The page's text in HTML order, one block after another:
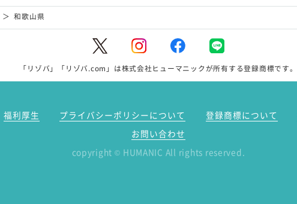
＞ 和歌山県
「リゾバ」「リゾバ.com」は株式会社ヒューマニックが所有する登録商標です。
福利厚生 プライバシーポリシーについて 登録商標について
お問い合わせ
copyright © HUMANIC All rights reserved.